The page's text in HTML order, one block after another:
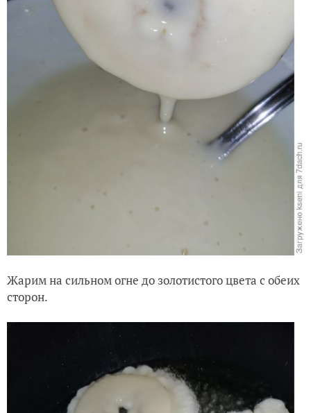
Жарим на сильном огне до золотистого цвета с обеих
сторон.